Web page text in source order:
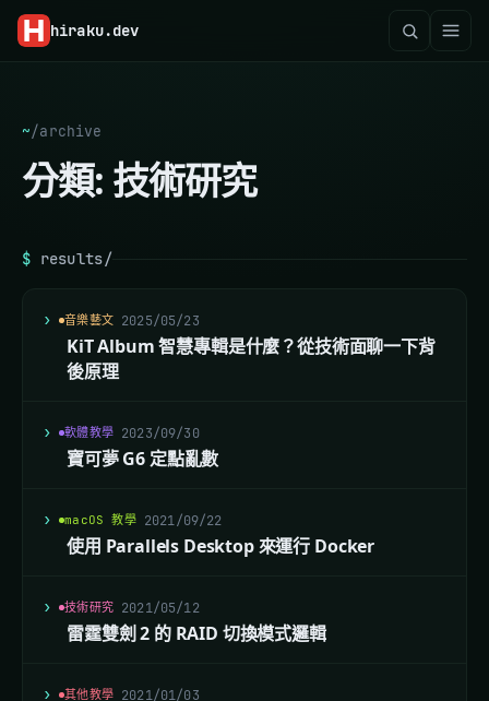
hiraku.dev
~/archive
分類: 技術研究
$ results/
2025/05/23
音樂藝文
KiT Album 智慧專輯是什麼？從技術面聊一下背
後原理
2023/09/30
軟體教學
寶可夢 G6 定點亂數
2021/09/22
macOS 教學
使用 Parallels Desktop 來運行 Docker
2021/05/12
技術研究
雷霆雙劍 2 的 RAID 切換模式邏輯
2021/01/03
其他教學